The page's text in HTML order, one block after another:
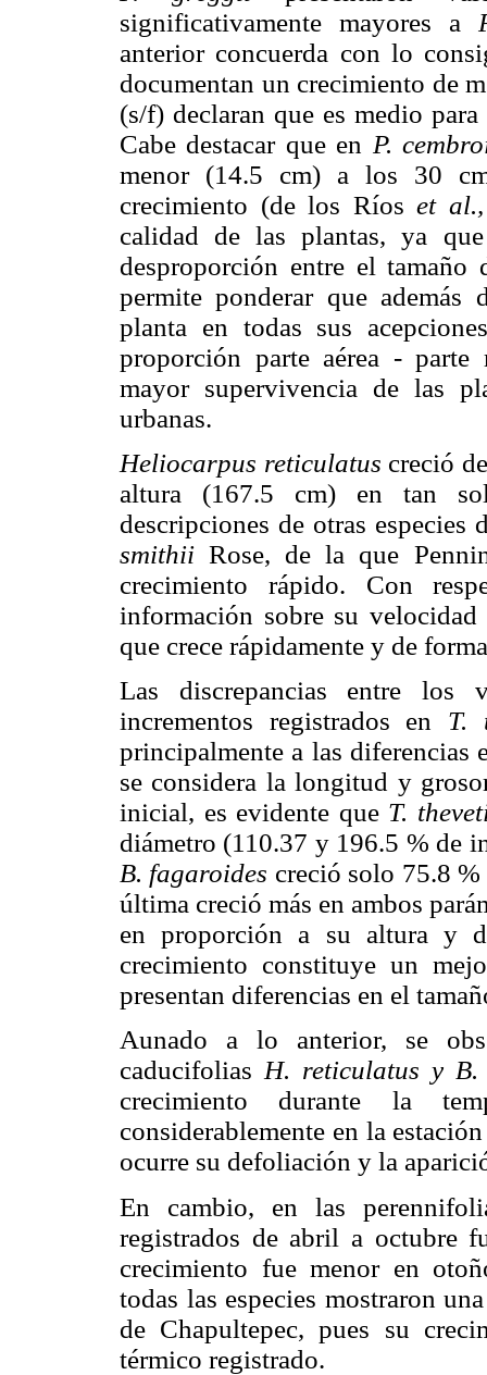
significativamente mayores a
anterior concuerda con lo
documentan un crecimiento de
(s/f) declaran que es medio para
Cabe destacar que en P.
menor (14.5 cm) a los 30
crecimiento (de los Ríoset al.,
calidad de las plantas, ya
desproporción entre el
permite ponderar que
planta en todas sus
proporción parte aérea -
mayor supervivencia de las
urbanas.
Heliocarpus reticulatus creció
altura (167.5 cm) en tan
descripciones de otras especies
smithii Rose, de la que
crecimiento rápido. Con
información sobre su
que crece rápidamente y de
Las discrepancias entre
incrementos registrados en T.
principalmente a las diferencias
se considera la longitud y
inicial, es evidente que T.
diámetro (110.37 y 196.5 % de
B. fagaroides creció solo 75.8
última creció más en ambos
en proporción a su altura y
crecimiento constituye un
presentan diferencias en el
Aunado a lo anterior, se
caducifoliasH. reticulatus y B.
crecimiento durante la
considerablemente en la
ocurre su defoliación y la
En cambio, en las
registrados de abril a octubre
crecimiento fue menor en
todas las especies mostraron
de Chapultepec, pues su
térmico registrado.